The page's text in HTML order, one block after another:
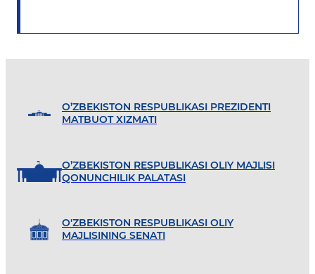
O’ZBEKISTON RESPUBLIKASI PREZIDENTI
MATBUOT XIZMATI
O’ZBEKISTON RESPUBLIKASI OLIY MAJLISI
QONUNCHILIK PALATASI
O'ZBEKISTON RESPUBLIKASI OLIY
MAJLISINING SENATI